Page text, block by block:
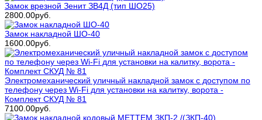
Замок врезной Зенит ЗВ4Д (тип ШО25)
2800.00руб.
Замок накладной ШО-40
1600.00руб.
Электромеханический уличный накладной замок с доступом по
телефону через Wi-Fi для установки на калитку, ворота -
Комплект СКУД № 81
7100.00руб.